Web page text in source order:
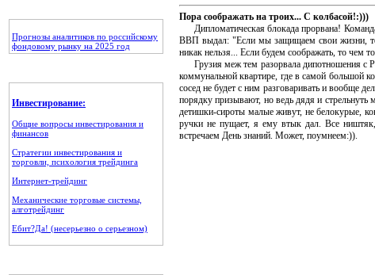
Прогнозы аналитиков по российскому
фондовому рынку на 2025 год
Инвестирование:
Общие вопросы инвестирования и
финансов
Стратегии инвестирования и
торговли, психология трейдинга
Интернет-трейдинг
Механические торговые системы,
алготрейдинг
Ебит?Да! (несерьезно о серьезном)
Пора соображать на троих... С колбасой!:)))
Дипломатическая блокада прорвана!
ВВП выдал: "Если мы защищаем свои жизни,
никак нельзя... Если будем соображать, то чем
Грузия меж тем разорвала дипотношения с
коммунальной квартире, где в самой большой
сосед не будет с ним разговаривать и вообще
порядку призывают, но ведь дядя и
детишки-сироты малые живут, не белокурые,
ручки не пущает, я ему втык дал. Все
встречаем День знаний. Может, поумнеем:)).